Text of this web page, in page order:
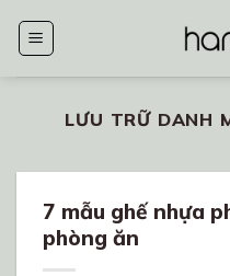
đến
LƯU TRỮ DANH
7 mẫu ghế nhựa
phòng ăn